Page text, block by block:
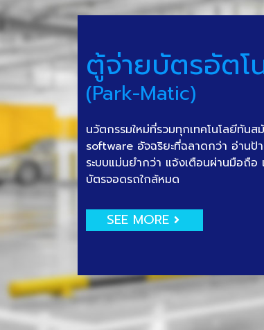
ตู้จ่ายบัตรอัตโ
(Park-Matic)
นวัตกรรมใหม่ที่รวมทุกเทคโนโลยีทันส
software อัจฉริยะที่ฉลาดกว่า อ่านป้
ระบบแม่นยำกว่า แจ้งเตือนผ่านมือถือ
บัตรจอดรถใกล้หมด
SEE MORE